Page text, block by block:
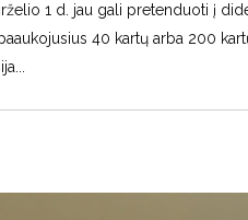
1 d. jau gali pretenduoti į
40 kartų arba 200